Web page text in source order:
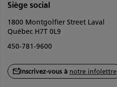
Siège social
1800 Montgolfier Street Laval
Québec H7T 0L9
450-781-9600
Inscrivez-vous à notre infolettre